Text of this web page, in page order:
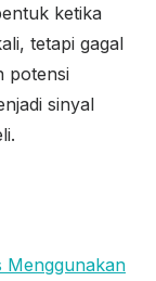
ketika
tetapi gagal
potensi
sinyal
Menggunakan